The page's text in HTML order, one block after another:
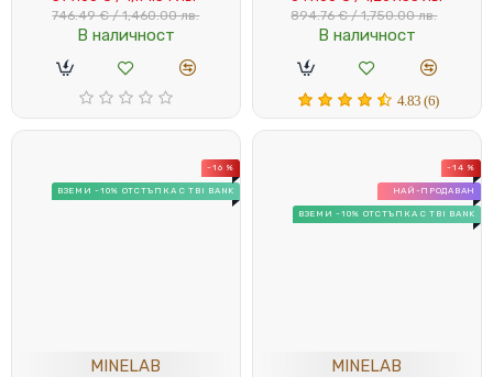
746.49 € / 1,460.00 лв.
В наличност
894.76 € / 1,750.00 лв.
В наличност
4.83 (6)
ВЗЕМИ -10% ОТСТЪПКА С TBI BANK
-16 %
MINELAB
НАЙ-ПРОДАВАН
ВЗЕМИ -10% ОТСТЪПКА С TBI BANK
-14 %
MINELAB